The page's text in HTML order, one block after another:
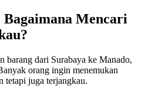
Mencari
barang dari Surabaya ke Manado,
orang ingin menemukan
tetapi juga terjangkau.